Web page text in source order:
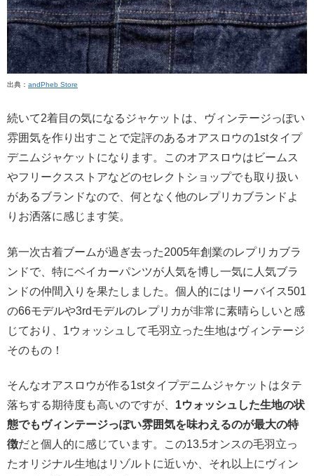
出典： andPheb Store
続いて2着目の気になるジャケットは、ヴィンテージっぽい
雰囲気を作り出すことで定評のあるオアスロウの1stタイプ
デニムジャケットになります。このオアスロウはビームス
やフリークスストアなどのセレクトショップでも取り扱い
があるブランドなので、何となく他のレプリカブランドよ
りお洒落に感じます笑。
第一次古着ブームが過ぎ去った2005年創業のレプリカブラ
ンドで、特にベイカーパンツが人気を博し一気に人気ブラ
ンドの仲間入りを果たしました。個人的にはリーバイス501
の66モデルや3rdモデルのレプリカが非常に素晴らしいと感
じており、1ウォッシュして毛羽立った生地はヴィンテージ
そのもの！
そんなオアスロウが作る1stタイプデニムジャケットはタテ
落ちする期待度も高いのですが、 1ウォッシュした生地の状
態でもヴィンテージっぽい雰囲気を味わえるのが最大の特
徴だと個人的に感じています。この13.5オンスの毛羽立っ
たオリジナル生地はリゾルトに近いか、それ以上にヴィン